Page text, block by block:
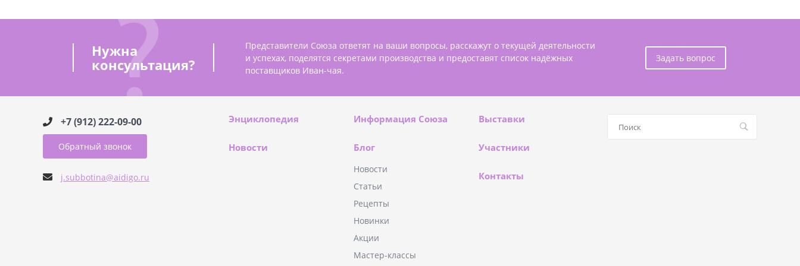
Нужна
консультация?
Представители Союза ответят на ваши вопросы, расскажут о текущей деятельности
и успехах, поделятся секретами производства и предоставят список надёжных
поставщиков Иван-чая.
Задать вопрос
+7 (912) 222-09-00
Обратный звонок
j.subbotina@aidigo.ru
Энциклопедия Информация Союза Выставки
Новости Блог
Новости
Статьи
Рецепты
Новинки
Акции
Мастер-классы
Участники
Контакты